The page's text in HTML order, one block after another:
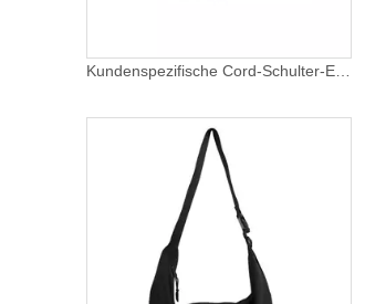
Kundenspezifische Cord-Schulter-Einkaufstasche Damen Crossbody-Schulter-Handtaschen Mini-Cord-Tasche